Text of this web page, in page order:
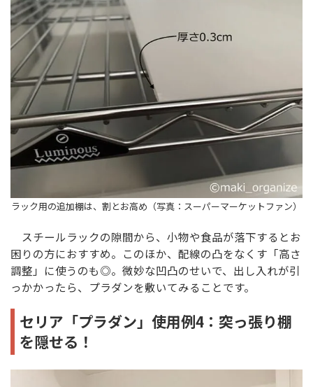
ラック用の追加棚は、割とお高め（写真：スーパーマーケットファン）
スチールラックの隙間から、小物や食品が落下するとお
困りの方におすすめ。このほか、配線の凸をなくす「高さ
調整」に使うのも◎。微妙な凹凸のせいで、出し入れが引
っかかったら、プラダンを敷いてみることです。
セリア「プラダン」使用例4：突っ張り棚
を隠せる！